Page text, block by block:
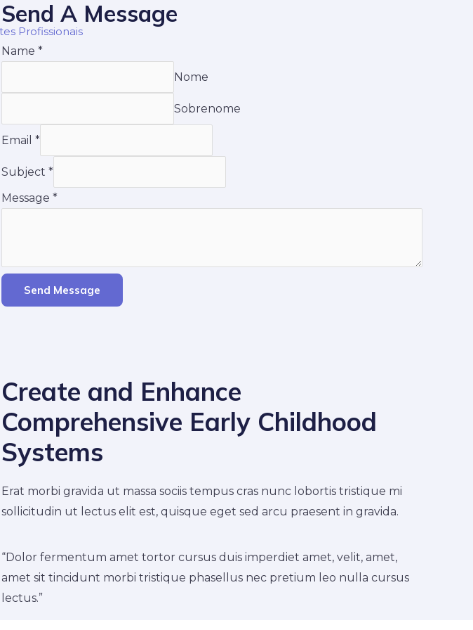
Send A Message
Name *
Nome
Sobrenome
Email *
Subject *
Message *
Send Message
Create and Enhance
Comprehensive Early Childhood
Systems
Erat morbi gravida ut massa sociis tempus cras nunc lobortis tristique mi
sollicitudin ut lectus elit est, quisque eget sed arcu praesent in gravida.
“Dolor fermentum amet tortor cursus duis imperdiet amet, velit, amet,
amet sit tincidunt morbi tristique phasellus nec pretium leo nulla cursus
lectus.”